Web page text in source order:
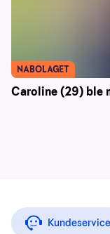
Caroline (29) ble
NABOLAGET
Kundeservice